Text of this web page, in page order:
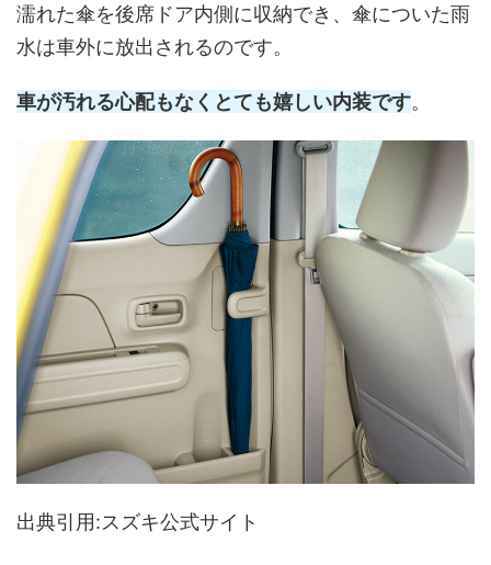
濡れた傘を後席ドア内側に収納でき、傘についた雨
水は車外に放出されるのです。
車が汚れる心配もなくとても嬉しい内装です。
出典引用:スズキ公式サイト